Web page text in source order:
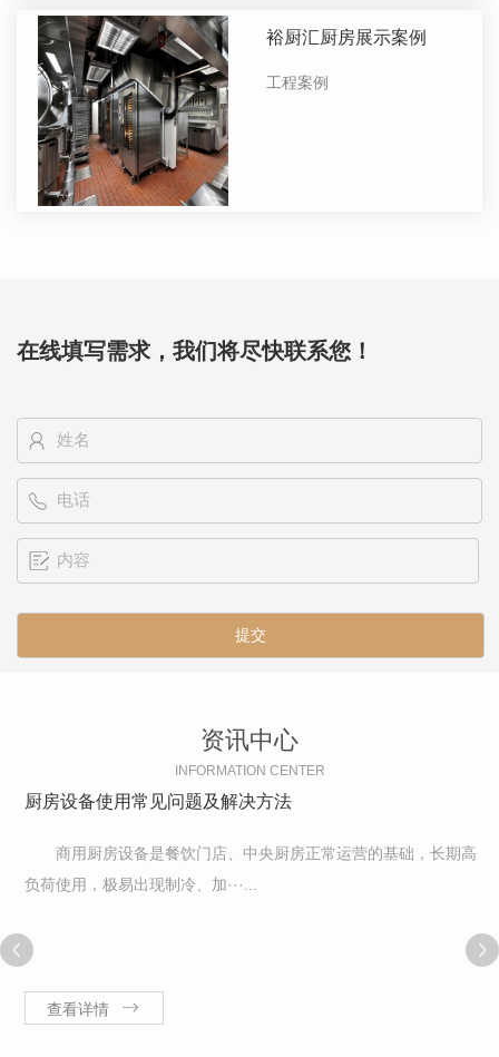
裕厨汇厨房展示案例
工程案例
在线填写需求，我们将尽快联系您！
资讯中心
INFORMATION CENTER
厨房设备使用常见问题及解决方法
商用厨房设备是餐饮门店、中央厨房正常运营的基础，长期高
负荷使用，极易出现制冷、加···...
查看详情